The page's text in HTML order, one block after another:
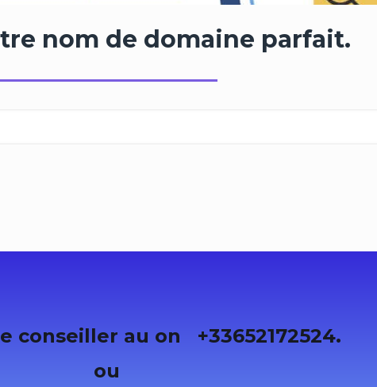
nom de domaine parfait.
conseiller au on +33652172524.
ou